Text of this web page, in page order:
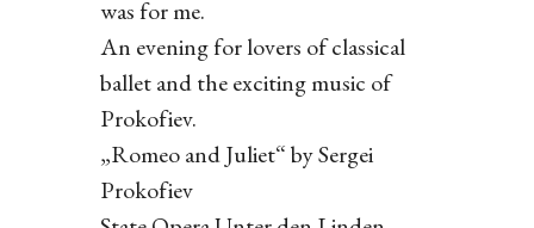
was for me.
An evening for lovers of classical
ballet and the exciting music of
Prokofiev.
„Romeo and Juliet“ by Sergei
Prokofiev